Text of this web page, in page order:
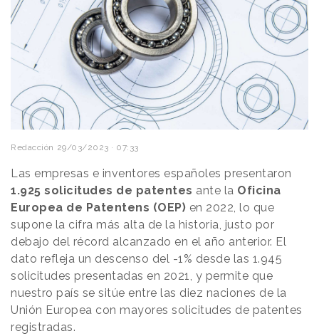
Redacción 29/03/2023 · 07:33
Las empresas e inventores españoles presentaron
1.925 solicitudes de patentes ante la Oficina
Europea de Patentens (OEP) en 2022, lo que
supone la cifra más alta de la historia, justo por
debajo del récord alcanzado en el año anterior. El
dato refleja un descenso del -1% desde las 1.945
solicitudes presentadas en 2021, y permite que
nuestro país se sitúe entre las diez naciones de la
Unión Europea con mayores solicitudes de patentes
registradas.